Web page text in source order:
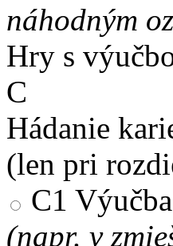
náhodným
Hry s
C
Hádanie
(len pri
C1 Výučba
(napr. v